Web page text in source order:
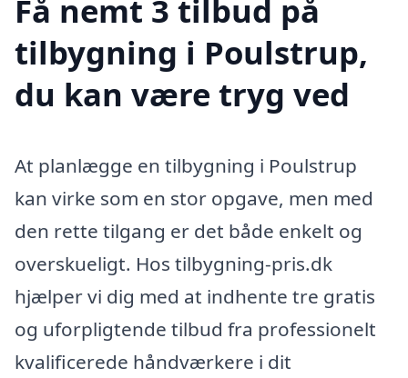
Få nemt 3 tilbud på
tilbygning i Poulstrup,
du kan være tryg ved
At planlægge en tilbygning i Poulstrup
kan virke som en stor opgave, men med
den rette tilgang er det både enkelt og
overskueligt. Hos tilbygning-pris.dk
hjælper vi dig med at indhente tre gratis
og uforpligtende tilbud fra professionelt
kvalificerede håndværkere i dit